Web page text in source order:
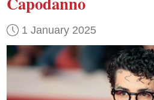
1 January 2025